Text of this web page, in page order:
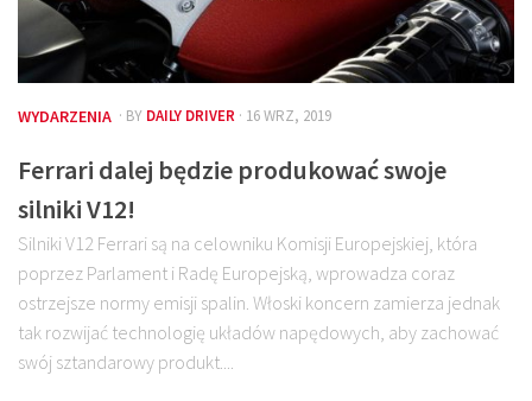
WYDARZENIA · BY DAILY DRIVER · 16 WRZ, 2019
Ferrari dalej będzie produkować swoje
silniki V12!
Silniki V12 Ferrari są na celowniku Komisji Europejskiej, która
poprzez Parlament i Radę Europejską, wprowadza coraz
ostrzejsze normy emisji spalin. Włoski koncern zamierza jednak
tak rozwijać technologię układów napędowych, aby zachować
swój sztandarowy produkt....